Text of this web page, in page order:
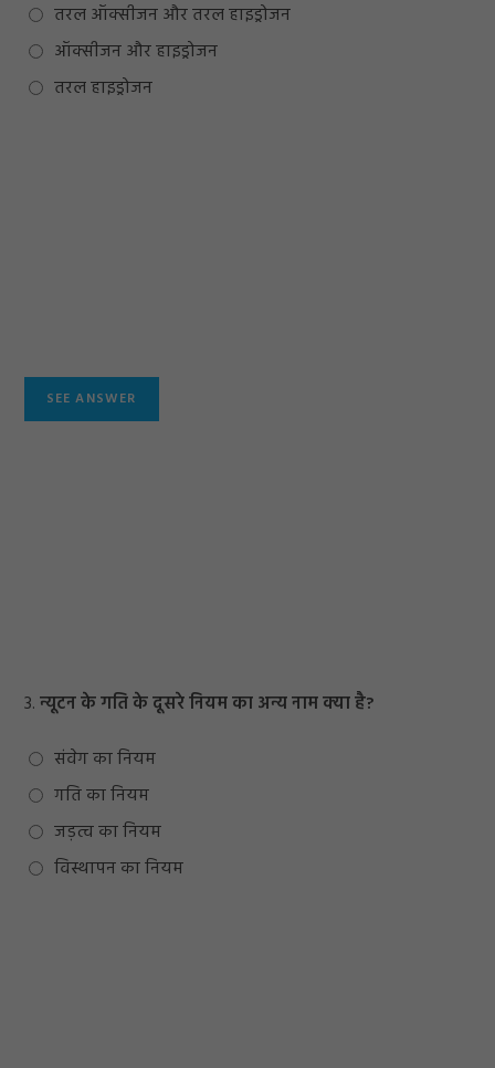
तरल ऑक्सीजन और तरल हाइड्रोजन
ऑक्सीजन और हाइड्रोजन
तरल हाइड्रोजन
3.न्यूटन के गति के दूसरे नियम का अन्य नाम क्‍या है?
संवेग का नियम
गति का नियम
जड़त्व का नियम
विस्थापन का नियम